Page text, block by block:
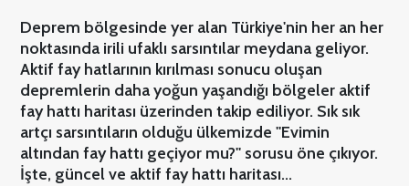
Deprem bölgesinde yer alan Türkiye'nin her an her
noktasında irili ufaklı sarsıntılar meydana geliyor.
Aktif fay hatlarının kırılması sonucu oluşan
depremlerin daha yoğun yaşandığı bölgeler aktif
fay hattı haritası üzerinden takip ediliyor. Sık sık
artçı sarsıntıların olduğu ülkemizde ''Evimin
altından fay hattı geçiyor mu?'' sorusu öne çıkıyor.
İşte, güncel ve aktif fay hattı haritası...